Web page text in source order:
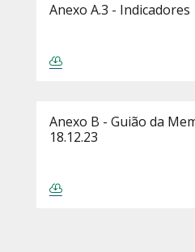
Anexo A.3 - Indicadores
Anexo B - Guião da
18.12.23